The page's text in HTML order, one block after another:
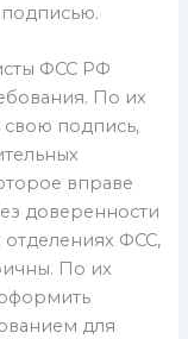
ФСС РФ
По их
свою подпись,
вправе
доверенности
отделениях ФСС,
По их
для